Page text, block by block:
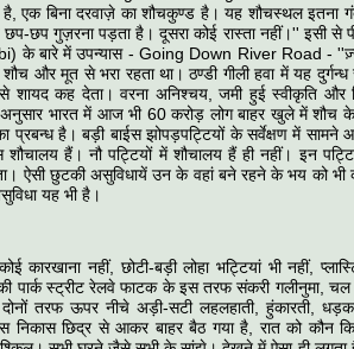
है, एक बिना दरवाज़े का शौचकुण्ड है। यह शौचस्थल
छप गुज़रना पड़ता है। दूसरा कोई रास्ता नहीं।'' इसी से
के बारे में उपन्यास - Going Down River Road -
और मूत से भरा रहता था। ठण्डी गीली हवा में यह
से शायद कह देता। वरना अनिश्चय, जमी हुई स्वीकृति
अनुसार भारत में आज भी 60 करोड़ लोग बाहर खुले में शौच
प्रबन्ध है। बड़ी बाईस झोपड़पट्टियों के सर्वेक्षण में
शौचालय हैं। नौ पट्टियों में शौचालय हैं ही नहीं। इन
ऐसी छुटकी असुविधायें उन के वहां बने रहने के भय को भी
यह भी है।
कारखाना नहीं, छोटी-बड़ी लोहा भट्टियां भी नहीं,
पार्क स्ट्रीट रेलवे फाटक के इस तरफ संकरी गलीनुमा,
तरफ ऊपर नीचे अड़ी-सटी लहलहाती, हुंकारती,
निकास छिद्र से आकर बाहर बैठ गया है, रात को कौन